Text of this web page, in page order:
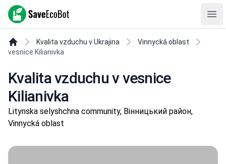
SaveEcoBot
Kvalita vzduchu v Ukrajina
Vinnycká oblast
vesnice Kilianivka
Kvalita vzduchu v vesnice
Kilianivka
Litynska selyshchna community, Вінницький район,
Vinnycká oblast